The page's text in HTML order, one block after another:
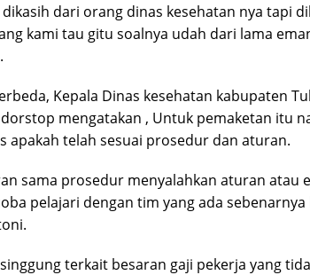
dari orang dinas kesehatan nya tapi
kami tau gitu soalnya udah dari lama
Kepala Dinas kesehatan kabupaten
mengatakan , Untuk pemaketan itu
apakah telah sesuai prosedur dan aturan.
sama prosedur menyalahkan aturan atau
pelajari dengan tim yang ada sebenarnya
terkait besaran gaji pekerja yang